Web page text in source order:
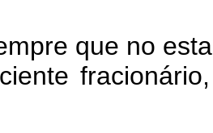
que no